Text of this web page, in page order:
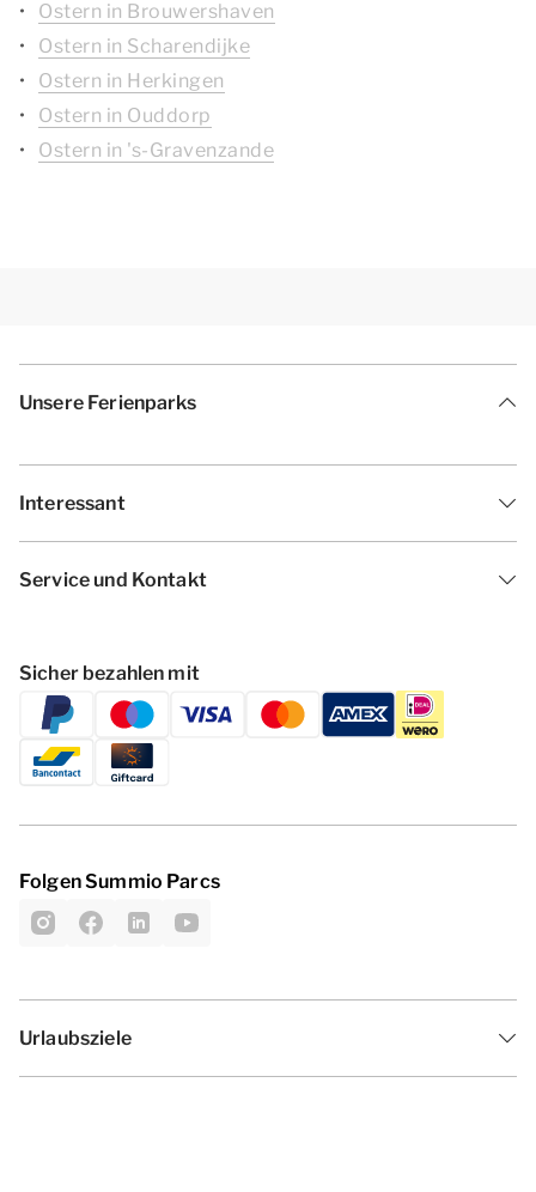
Ostern in Brouwershaven
Ostern in Scharendijke
Ostern in Herkingen
Ostern in Ouddorp
Ostern in 's-Gravenzande
Unsere Ferienparks
Interessant
Service und Kontakt
Sicher bezahlen mit
Folgen Summio Parcs
Urlaubsziele